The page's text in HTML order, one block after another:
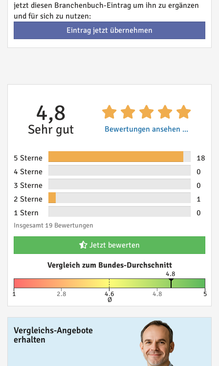
jetzt diesen Branchenbuch-Eintrag um ihn zu ergänzen
und für sich zu nutzen:
Eintrag jetzt übernehmen
4,8
Sehr gut Bewertungen ansehen ...
5 Sterne
18
4 Sterne
0
3 Sterne
0
2 Sterne
1
1 Stern
0
Insgesamt 19 Bewertungen
Jetzt bewerten
Vergleich zum Bundes-Durchschnitt
4.8
1 2.8 4.6
Ø
4.8 5
Vergleichs-Angebote
erhalten